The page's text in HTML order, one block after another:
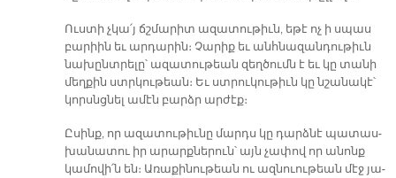
Ուս­տի չկա՛յ ճշմա­րիտ ա­զա­տու­թիւն, ե­թէ ոչ ի սպաս
բա­րիին եւ ար­դա­րին։ Չա­րիք եւ անհ­նա­զան­դու­թիւն
նա­խընտ­րե­լը՝ ա­զա­տու­թեան զեղ­ծումն է եւ կը տա­նի
մեղ­քին ստրկու­թեան։ Եւ ստրու­կու­թիւն կը նշա­նա­կէ՝
կորսնց­նել ա­մէն բարձր ար­ժէք։
Ը­սինք, որ ա­զա­տու­թիւ­նը մարդս կը դարձ­նէ պա­տաս­
խա­նա­տու իր ա­րարք­նե­րուն՝ այն չա­փով որ ա­նոնք
կա­մո­վի՛ն են։ Ա­ռա­քի­նու­թեան ու ազ­նուու­թեան մէջ յա­